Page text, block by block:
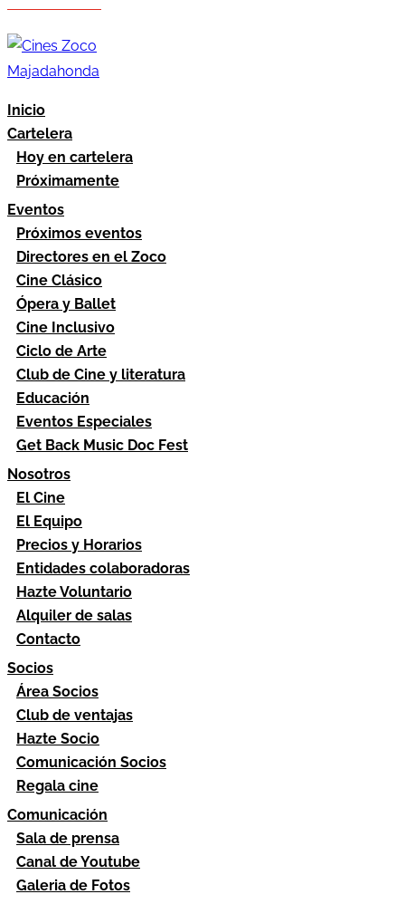
Inicio
Cartelera
Hoy en cartelera
Próximamente
Eventos
Próximos eventos
Directores en el Zoco
Cine Clásico
Ópera y Ballet
Cine Inclusivo
Ciclo de Arte
Club de Cine y literatura
Educación
Eventos Especiales
Get Back Music Doc Fest
Nosotros
El Cine
El Equipo
Precios y Horarios
Entidades colaboradoras
Hazte Voluntario
Alquiler de salas
Contacto
Socios
Área Socios
Club de ventajas
Hazte Socio
Comunicación Socios
Regala cine
Comunicación
Sala de prensa
Canal de Youtube
Galeria de Fotos